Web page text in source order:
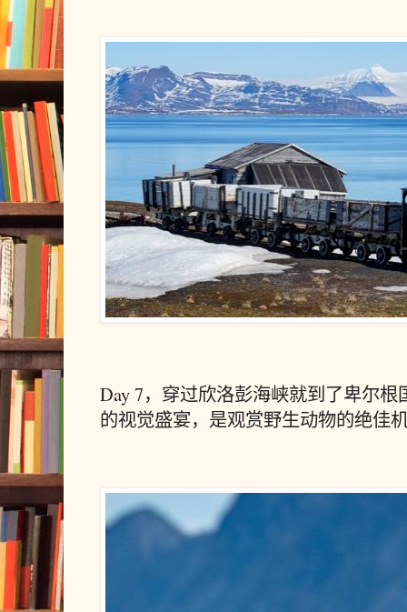
Day 7，穿过欣洛彭海峡就到了卑尔
的视觉盛宴，是观赏野生动物的绝佳